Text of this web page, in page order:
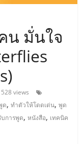
น มั่นใจ
528 views
ด,ทำตัวให้โดดเด่น,พูด
การพูด,หนังสือ, เทคนิค